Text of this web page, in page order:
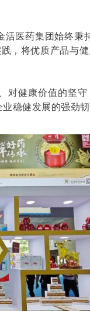
活医药集团始终秉
，将优质产品与
对健康价值的坚
稳健发展的强劲